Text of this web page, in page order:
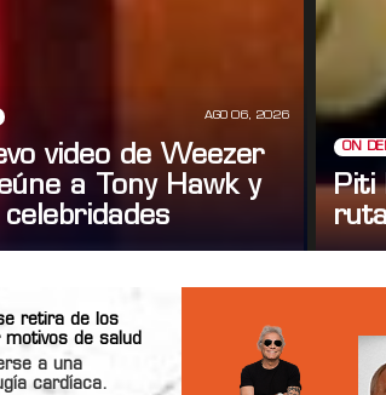
AGO 06, 2026
video de Weezer
a Tony Hawk y
ON
Piti
retira de los
de salud
a una
cardíaca.